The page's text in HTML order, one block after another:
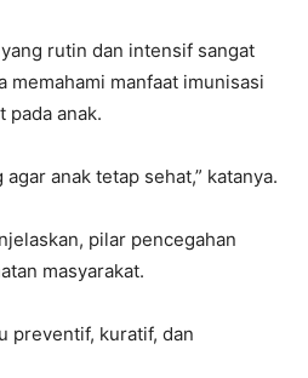
rutin dan intensif sangat
memahami manfaat imunisasi
pada anak.
anak tetap sehat,” katanya.
pilar pencegahan
masyarakat.
preventif, kuratif, dan